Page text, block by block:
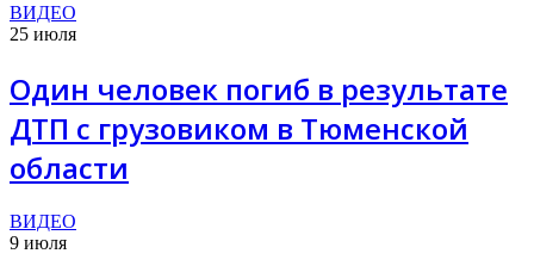
ВИДЕО
25 июля
Один человек погиб в результате
ДТП с грузовиком в Тюменской
области
ВИДЕО
9 июля